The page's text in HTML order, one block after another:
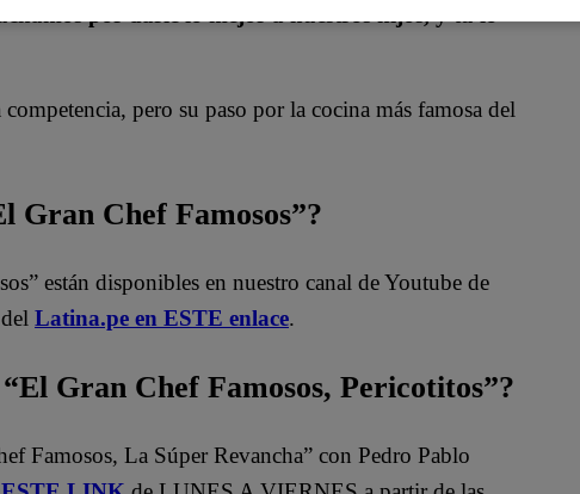
por darle lo mejor a nuestros hijos, y tú lo
pero su paso por la cocina más famosa del
Gran Chef Famosos”?
están disponibles en nuestro canal de Youtube de
Latina.pe en ESTE enlace.
Gran Chef Famosos, Pericotitos”?
Famosos, La Súper Revancha” con Pedro Pablo